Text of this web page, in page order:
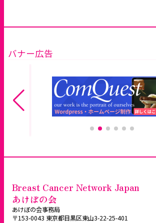
バナー広告
Breast Cancer Network Japan
あけぼの会
あけぼの会事務局
〒153-0043 東京都目黒区東山3-22-25-401